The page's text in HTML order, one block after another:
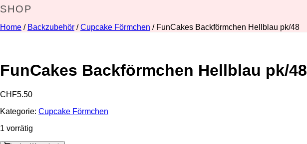
SHOP
Home / Backzubehör /Cupcake Förmchen / FunCakes Backförmchen Hellblau pk/48
FunCakes Backförmchen Hellblau pk/48
CHF5.50
Kategorie: Cupcake Förmchen
1 vorrätig